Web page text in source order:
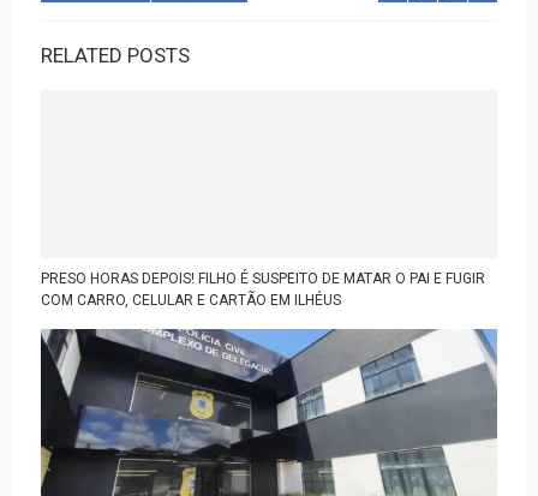
RELATED POSTS
PRESO HORAS DEPOIS! FILHO É SUSPEITO DE MATAR O PAI E FUGIR
COM CARRO, CELULAR E CARTÃO EM ILHÉUS